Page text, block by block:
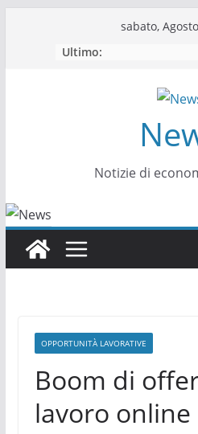
sabato,
Ultimo:
Notizie di
OPPORTUNITÀ LAVORATIVE
Boom di
lavoro online